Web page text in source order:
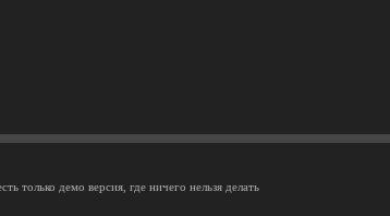
только демо версия, где ничего нельзя делать